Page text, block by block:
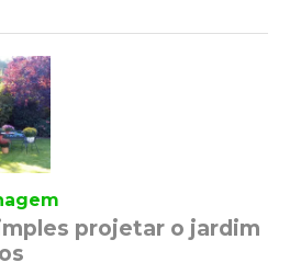
projetar o jardim